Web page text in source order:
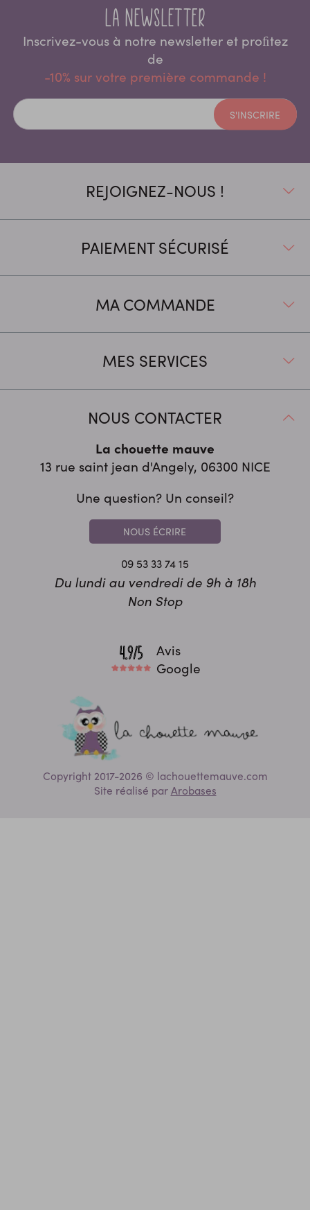
La newsletter
Inscrivez-vous à notre newsletter et proﬁtez
de
-10% sur votre première commande !
S'INSCRIRE
REJOIGNEZ-NOUS !
PAIEMENT SÉCURISÉ
MA COMMANDE
MES SERVICES
NOUS CONTACTER
La chouette mauve
13 rue saint jean d'Angely, 06300 NICE
Une question? Un conseil?
NOUS ÉCRIRE
09 53 33 74 15
Du lundi au vendredi de 9h à 18h
Non Stop
Avis
Google
Copyright 2017-2026 © lachouettemauve.com
Site réalisé parArobases